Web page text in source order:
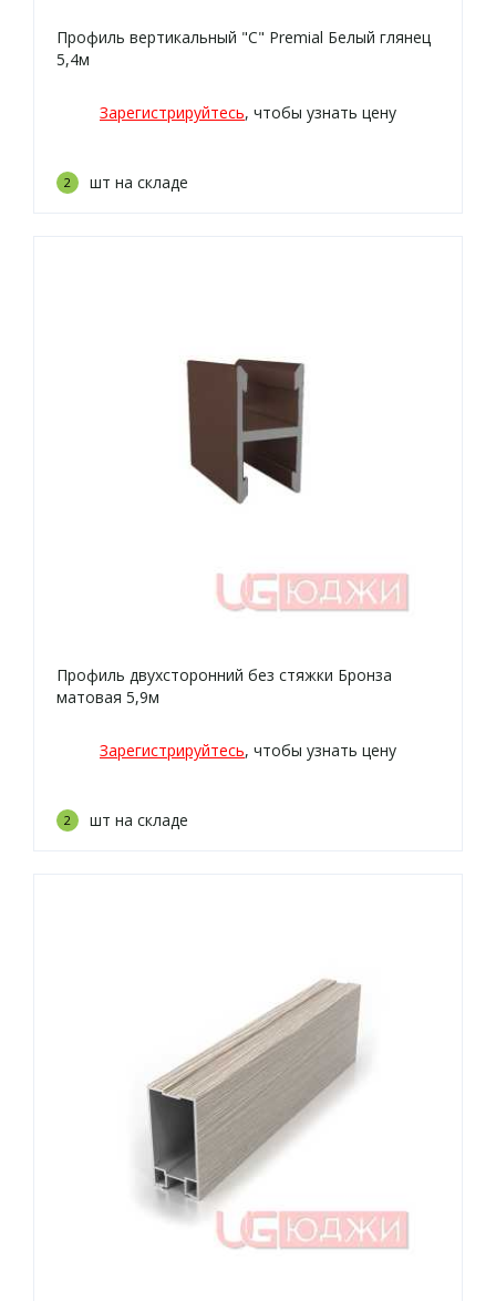
Профиль вертикальный "C" Premial Белый глянец
5,4м
Зарегистрируйтесь, чтобы узнать цену
2 шт на складе
Профиль двухсторонний без стяжки Бронза
матовая 5,9м
Зарегистрируйтесь, чтобы узнать цену
2 шт на складе